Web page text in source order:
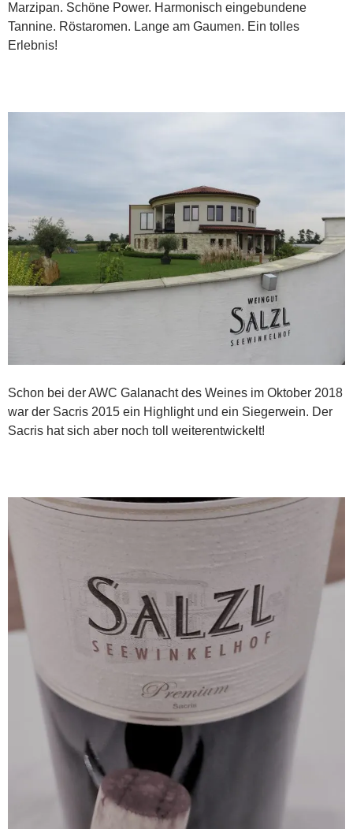
Marzipan. Schöne Power. Harmonisch eingebundene
Tannine. Röstaromen. Lange am Gaumen. Ein tolles
Erlebnis!
Schon bei der AWC Galanacht des Weines im Oktober 2018
war der Sacris 2015 ein Highlight und ein Siegerwein. Der
Sacris hat sich aber noch toll weiterentwickelt!